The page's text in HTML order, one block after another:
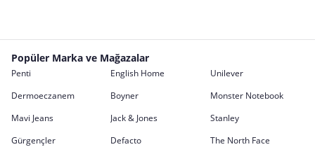
Popüler Marka ve Mağazalar
Penti English Home
Unilever
Dermoeczanem
Boyner
Monster Notebook
Mavi Jeans
Jack & Jones
Stanley
Gürgençler
Defacto
The North Face